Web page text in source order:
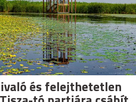
és felejthetetlen